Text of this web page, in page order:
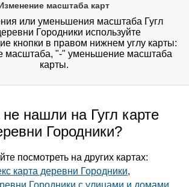
масштаба карт
или уменьшения масштаба Гугл
Городники используйте
кнопки в правом нижнем углу карты:
масштаба, "-" уменьшение масштаба
карты.
не нашли на Гугл карте
Городники?
посмотреть на других картах:
карта деревни Городники,